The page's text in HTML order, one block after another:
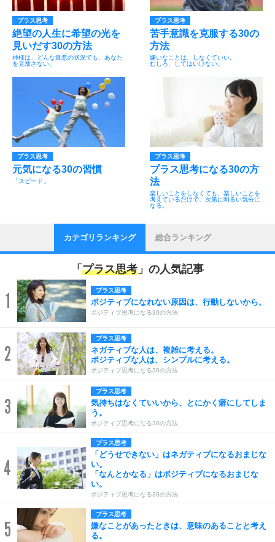
プラス思考
絶望の人生に希望の光を
見いだす30の方法
神様は、どんな最悪の状況でも、あなた
を見放さない。
プラス思考
苦手意識を克服する30の
方法
嫌いなことは、しなくていい。
むしろ、してはいけない。
プラス思考
元気になる30の習慣
「スピード」
プラス思考
プラス思考になる30の方
法
楽しいことをしなくても、楽しいことを
考えているだけで、次第に明るい気分に
なる。
カテゴリランキング 総合ランキング
「 プラス思考 」の人気記事
1 プラス思考
ポジティブになれない原因は、行動しないから。
ポジティブ思考になる30の方法
2
プラス思考
ネガティブな人は、複雑に考える。
ポジティブな人は、シンプルに考える。
ポジティブ思考になる30の方法
3
プラス思考
気持ちはなくていいから、とにかく癖にしてしま
う。
ポジティブ思考になる30の方法
4
プラス思考
「どうせできない」はネガティブになるおまじな
い。
「なんとかなる」はポジティブになるおまじな
い。
ポジティブ思考になる30の方法
5
プラス思考
嫌なことがあったときは、意味のあることと考え
る。